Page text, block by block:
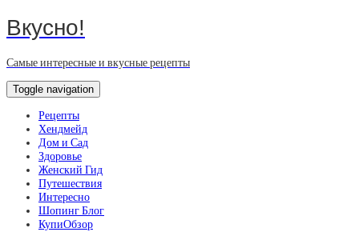
Вкусно!
Самые интересные и вкусные рецепты
Toggle navigation
Рецепты
Хендмейд
Дом и Сад
Здоровье
Женский Гид
Путешествия
Интересно
Шопинг Блог
КупиОбзор